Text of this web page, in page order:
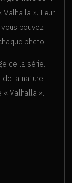
Valhalla ». Leur
pouvez
photo.
de la série.
la nature,
« Valhalla ».